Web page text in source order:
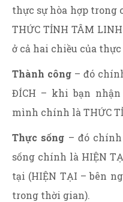
thực sự hòa hợp trong
THỨC TỈNH TÂM
ở cả hai chiều của
Thành công – đó
ĐÍCH – khi bạn
mình chính là THỨC
Thực sống – đó
sống chính là HIỆN
tại (HIỆN TẠI – bên
trong thời gian).